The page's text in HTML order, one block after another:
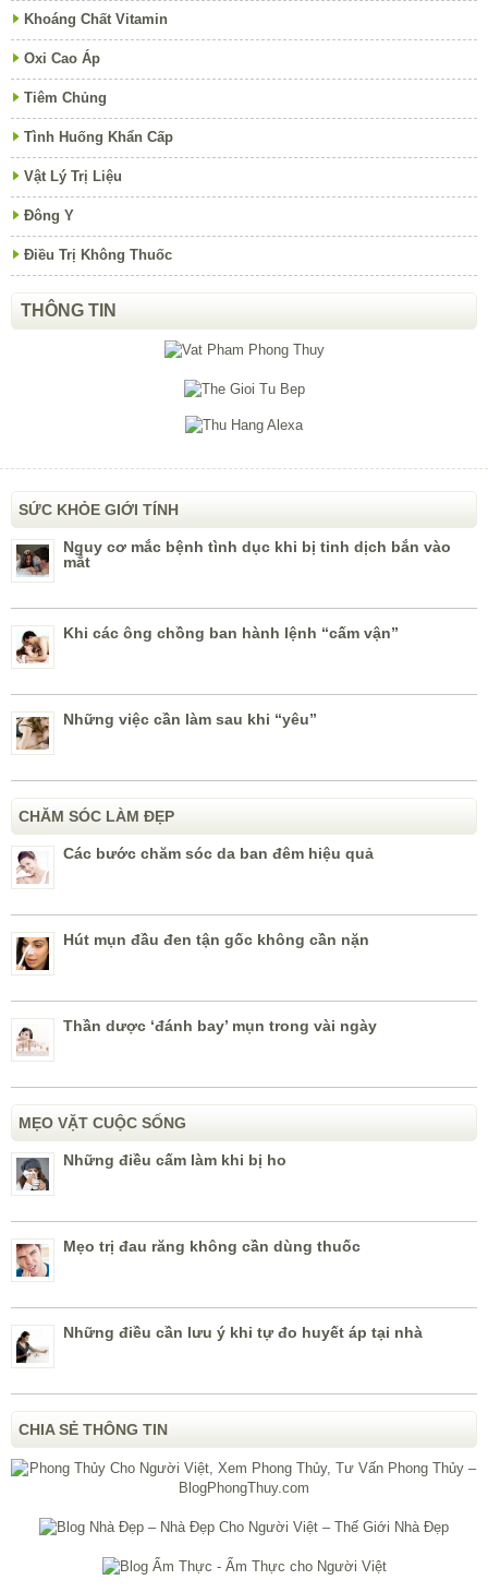
Khoáng Chất Vitamin
Oxi Cao Áp
Tiêm Chủng
Tình Huống Khẩn Cấp
Vật Lý Trị Liệu
Đông Y
Điều Trị Không Thuốc
THÔNG TIN
SỨC KHỎE GIỚI TÍNH
Nguy cơ mắc bệnh tình dục khi bị tinh dịch bắn vào
mắt
Khi các ông chồng ban hành lệnh “cấm vận”
Những việc cần làm sau khi “yêu”
CHĂM SÓC LÀM ĐẸP
Các bước chăm sóc da ban đêm hiệu quả
Hút mụn đầu đen tận gốc không cần nặn
Thần dược ‘đánh bay’ mụn trong vài ngày
MẸO VẶT CUỘC SỐNG
Những điều cấm làm khi bị ho
Mẹo trị đau răng không cần dùng thuốc
Những điều cần lưu ý khi tự đo huyết áp tại nhà
CHIA SẺ THÔNG TIN